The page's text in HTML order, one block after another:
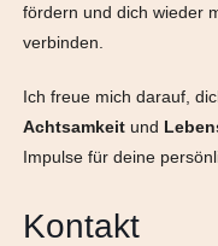
fördern und dich wieder
verbinden.
Ich freue mich darauf,
Achtsamkeitund
Impulse für deine
Kontakt